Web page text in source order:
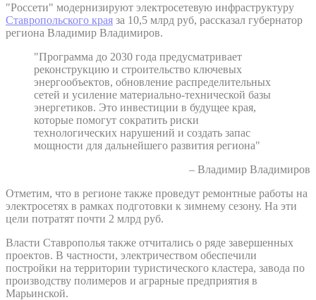
"Россети" модернизируют электросетевую инфраструктуру
Ставропольского края за 10,5 млрд руб, рассказал губернатор
региона Владимир Владимиров.
"Программа до 2030 года предусматривает
реконструкцию и строительство ключевых
энергообъектов, обновление распределительных
сетей и усиление материально-технической базы
энергетиков. Это инвестиции в будущее края,
которые помогут сократить риски
технологических нарушений и создать запас
мощности для дальнейшего развития региона"
– Владимир Владимиров
Отметим, что в регионе также проведут ремонтные работы на
электросетях в рамках подготовки к зимнему сезону. На эти
цели потратят почти 2 млрд руб.
Власти Ставрополья также отчитались о ряде завершенных
проектов. В частности, электричеством обеспечили
постройки на территории туристического кластера, завода по
производству полимеров и аграрные предприятия в
Марьинской.